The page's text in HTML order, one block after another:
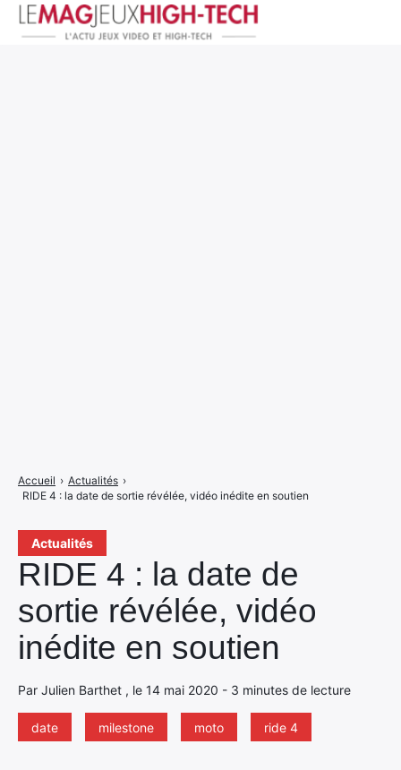
Actualités
RIDE 4 : la date de
sortie révélée, vidéo
inédite en soutien
Par Julien Barthet , le 14 mai 2020 - 3 minutes de lecture
date milestone moto ride 4
Accueil › Actualités ›
RIDE 4 : la date de sortie révélée, vidéo inédite en soutien